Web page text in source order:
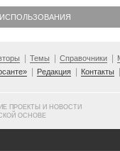
Темы Справочники
Редакция Контакты
ПРОЕКТЫ И НОВОСТИ
ОСНОВЕ